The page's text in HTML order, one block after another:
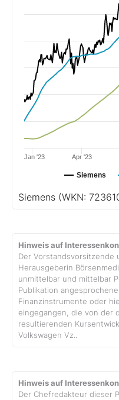
Siemens
Jan '23 Apr '23
Siemens (WKN:
Hinweis auf
Der Vorstandsvorsitzende
Herausgeberin
unmittelbar und mittelbar
Publikation
Finanzinstrumente oder
eingegangen, die von der
resultierenden
Volkswagen Vz..
Hinweis auf
Der Chefredakteur dieser